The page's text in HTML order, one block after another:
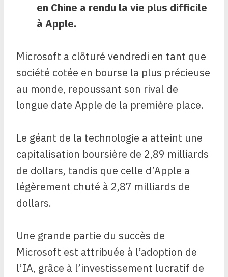
en Chine a rendu la vie plus difficile
à Apple.
Microsoft a clôturé vendredi en tant que
société cotée en bourse la plus précieuse
au monde, repoussant son rival de
longue date Apple de la première place.
Le géant de la technologie a atteint une
capitalisation boursière de 2,89 milliards
de dollars, tandis que celle d’Apple a
légèrement chuté à 2,87 milliards de
dollars.
Une grande partie du succès de
Microsoft est attribuée à l’adoption de
l’IA, grâce à l’investissement lucratif de